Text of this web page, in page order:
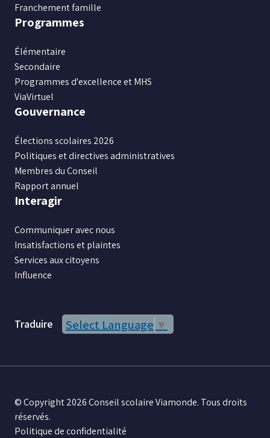
Franchement famille
Programmes
Élémentaire
Secondaire
Programmes d'excellence et MHS
ViaVirtuel
Gouvernance
Élections scolaires 2026
Politiques et directives administratives
Membres du Conseil
Rapport annuel
Interagir
Communiquer avec nous
Insatisfactions et plaintes
Services aux citoyens
Influence
Traduire Select Language ▼
© Copyright 2026 Conseil scolaire Viamonde. Tous droits
réservés.
Politique de confidentialité